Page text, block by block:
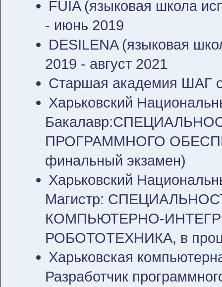
FUIA (языковая школа
- июнь 2019
DESILENA (языковая
2019 - август 2021
Старшая академия ШАГ
Харьковский
ПРОГРАММНОГО
финальный экзамен)
Харьковский
Магистр:
КОМПЬЮТЕРНО-
РОБОТОТЕХНИКА, в
Харьковская
Разработчик